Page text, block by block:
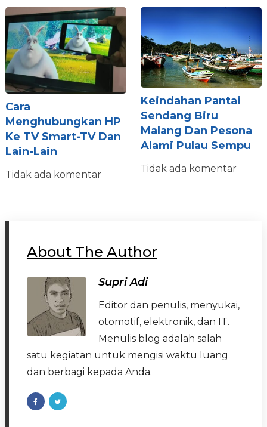
Cara
Menghubungkan HP
Ke TV Smart-TV Dan
Lain-Lain
Tidak ada komentar
Keindahan Pantai
Sendang Biru
Malang Dan Pesona
Alami Pulau Sempu
Tidak ada komentar
About The Author
Supri Adi
Editor dan penulis, menyukai,
otomotif, elektronik, dan IT.
Menulis blog adalah salah
satu kegiatan untuk mengisi waktu luang
dan berbagi kepada Anda.